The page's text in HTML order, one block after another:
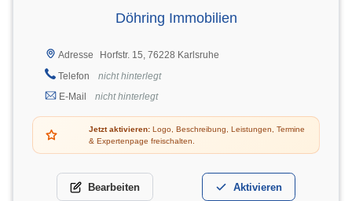
Döhring Immobilien
Adresse
Horfstr. 15, 76228 Karlsruhe
Telefon
nicht hinterlegt
E-Mail
nicht hinterlegt
Jetzt aktivieren: Logo, Beschreibung, Leistungen, Termine
& Expertenpage freischalten.
Bearbeiten Aktivieren